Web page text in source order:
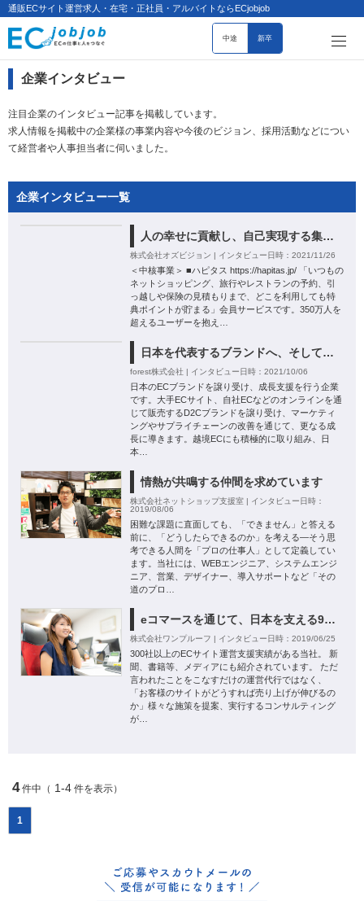
通販ECサイト運営求人・在宅・正社員・アルバイトならECjobjob
中途 新卒
企業インタビュー
注目企業のインタビュー記事を掲載しています。
求人情報を掲載中の企業様の事業内容や今後のビジョン、採用活動などについ
て経営者や人事担当者に伺いました。
企業インタビュー一覧
人の幸せに貢献し、自己実現する集団で在る
株式会社オズビジョン | インタビュー日時：2021/11/26
＜中核事業＞ ■ハピタス https://hapitas.jp/ 「いつもの
ネットショッピング、旅行やレストランの予約、引
っ越しや保険の見積もりまで、どこを利用しても特
典ポイントが貯まる」会員サービスです。350万人を
超えるユーザーを抱え…
日本を代表するブランドへ、そして世界へ
forest株式会社 | インタビュー日時：2021/10/06
日本のECブランドを譲り受け、成長支援を行う企業
です。大手ECサイト、自社ECなどのオンラインを通
じて販売するD2Cブランドを譲り受け、マーケティ
ングやサプライチェーンの改善を通じて、更なる成
長に導きます。越境ECにも積極的に取り組み、日
本…
情熱が共鳴する仲間を求めています
株式会社ネットショップ支援室 | インタビュー日時：
2019/08/06
困難な課題に直面しても、「できません」と答える
前に、「どうしたらできるのか」を考える―そう思
考できる人間を「プロの仕事人」として定義してい
ます。当社には、WEBエンジニア、システムエンジ
ニア、営業、デザイナー、導入サポートなど「その
道のプロ…
eコマースを通じて、日本を支える99％の中小企業を発展させたい。
株式会社ワンプルーフ | インタビュー日時：2019/06/25
300社以上のECサイト運営支援実績がある当社。 新
聞、書籍等、メディアにも紹介されています。 ただ
言われたことをこなすだけの運営代行ではなく、
「お客様のサイトがどうすれば売り上げが伸びるの
か」様々な施策を提案、実行するコンサルティング
が…
4件中（ 1-4 件を表示）
1